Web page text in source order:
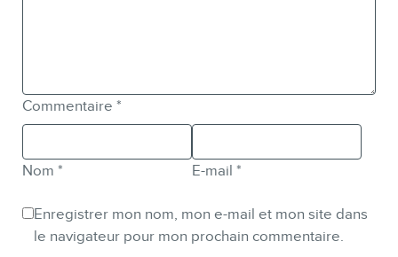
Commentaire *
Nom * E-mail *
Enregistrer mon nom, mon e-mail et mon site dans
le navigateur pour mon prochain commentaire.